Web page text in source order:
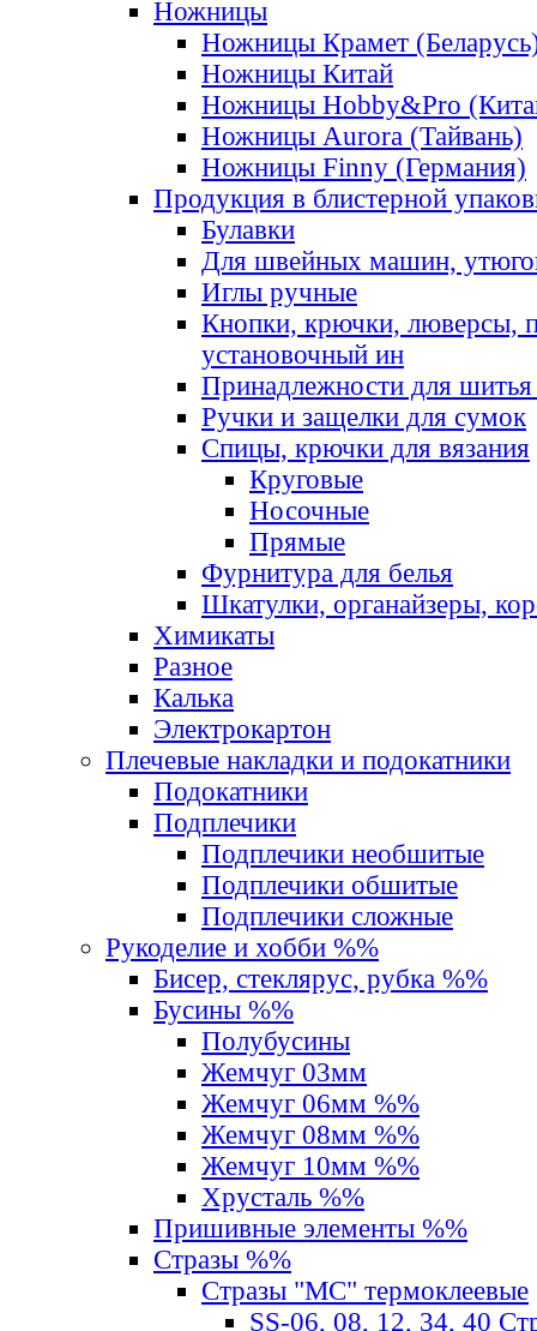
Ножницы
Ножницы Крамет
Ножницы Китай
Ножницы Hobby&Pro
Ножницы Aurora (Тайвань)
Ножницы Finny (Германия)
Продукция в блистерной
Булавки
Для швейных машин,
Иглы ручные
Кнопки, крючки, люверсы,
установочный ин
Принадлежности для шитья
Ручки и защелки для сумок
Спицы, крючки для вязания
Круговые
Носочные
Прямые
Фурнитура для белья
Шкатулки, органайзеры,
Химикаты
Разное
Калька
Электрокартон
Плечевые накладки и подокатники
Подокатники
Подплечики
Подплечики необшитые
Подплечики обшитые
Подплечики сложные
Рукоделие и хобби %%
Бисер, стеклярус, рубка %%
Бусины %%
Полубусины
Жемчуг 03мм
Жемчуг 06мм %%
Жемчуг 08мм %%
Жемчуг 10мм %%
Хрусталь %%
Пришивные элементы %%
Стразы %%
Стразы "MС" термоклеевые
SS-06, 08, 12, 34, 40